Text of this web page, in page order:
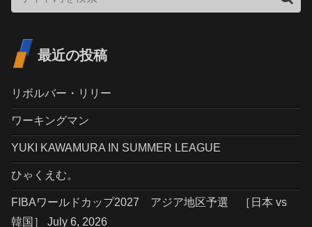
最近の投稿
リボルバー・リリー
ワーキングマン
YUKI KAWAMURA IN SUMMER LEAGUE
ひゃくえむ。
FIBAワールドカップ2027 アジア地区予選 ［日本 vs
韓国］ July 6, 2026